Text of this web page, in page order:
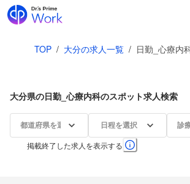
TOP / 大分の求人一覧 / 日勤_心療内
大分県の日勤_心療内科のスポット求人検索
都道府県を選択 日程を選択 診
掲載終了した求人を表示する